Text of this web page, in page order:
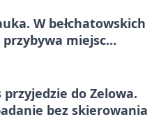
W bełchatowskich
miejsc
do Zelowa.
bez skierowania